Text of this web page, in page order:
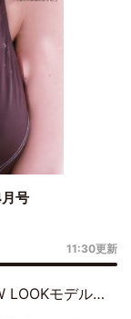
号
11:30更新
モデルに就任